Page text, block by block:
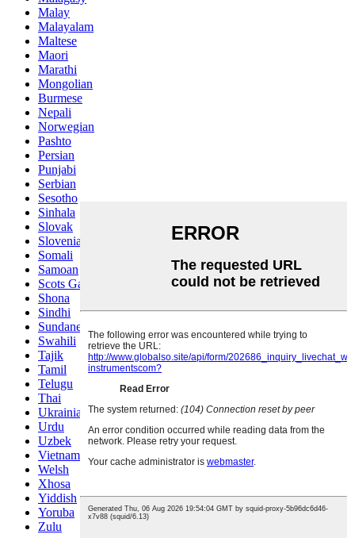
Malay
Malayalam
Maltese
Maori
Marathi
Mongolian
Burmese
Nepali
Norwegian
Pashto
Persian
Punjabi
Serbian
Sesotho
Sinhala
Slovak
Slovenian
Somali
Samoan
Scots Gaelic
Shona
Sindhi
Sundanese
Swahili
Tajik
Tamil
Telugu
Thai
Ukrainian
Urdu
Uzbek
Vietnamese
Welsh
Xhosa
Yiddish
Yoruba
Zulu